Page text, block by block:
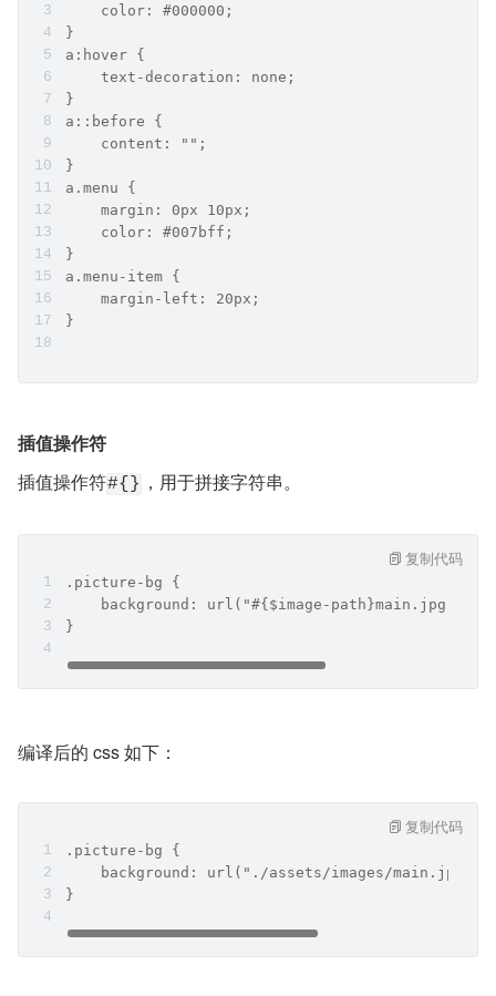
    color: #000000;
}
a:hover {
    text-decoration: none;
}
a::before {
    content: "";
}
a.menu {
    margin: 0px 10px;
    color: #007bff;
}
a.menu-item {
    margin-left: 20px;
}
插值操作符
插值操作符#{} ，用于拼接字符串。
.picture-bg {
background: url("#{$image-path}main.jpg")
}
复制代码
编译后的 css 如下：
.picture-bg {
background: url("./assets/images/main.jpg")
}
复制代码